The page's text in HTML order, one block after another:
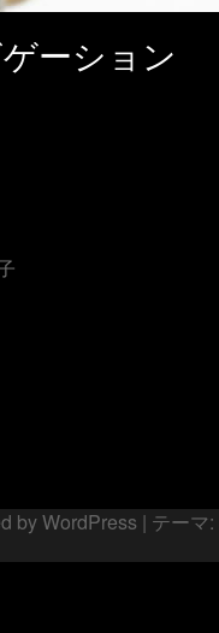
ーション
by WordPress | テーマ: